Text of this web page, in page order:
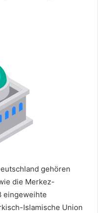
gehören
die Merkez-
eingeweihte
Islamische Union